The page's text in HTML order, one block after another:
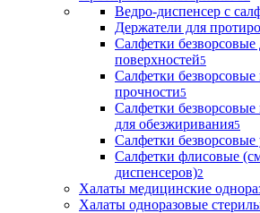
Ведро-диспенсер с
Держатели для
Салфетки безворсовые
поверхностей5
Салфетки
прочности5
Салфетки
для обезжиривания5
Салфетки
Салфетки флисовые
диспенсеров)2
Халаты медицинские
Халаты одноразовые